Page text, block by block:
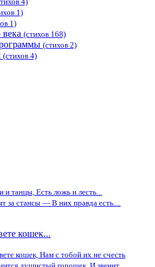
1)
1)
(стихов 168)
(стихов 2)
(стихов 4)
и танцы, Есть ложь и лесть...
за стансы — В них правда есть....
кошек...
кошек, Нам с тобой их не счесть